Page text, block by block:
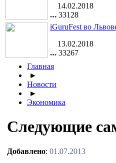
14.02.2018
33128
iGuruFest во
13.02.2018
33267
Главная
►
Новости
►
Экономика
Следующие
Добавлено: 01.07.2013